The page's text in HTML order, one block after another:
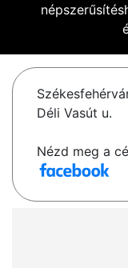
Déli Vasút u.
Nézd meg a